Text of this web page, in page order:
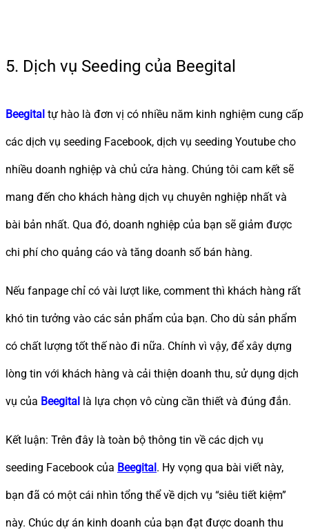
5. Dịch vụ Seeding của Beegital
Beegital tự hào là đơn vị có nhiều năm kinh nghiệm cung cấp
các dịch vụ seeding Facebook, dịch vụ seeding Youtube cho
nhiều doanh nghiệp và chủ cửa hàng. Chúng tôi cam kết sẽ
mang đến cho khách hàng dịch vụ chuyên nghiệp nhất và
bài bản nhất. Qua đó, doanh nghiệp của bạn sẽ giảm được
chi phí cho quảng cáo và tăng doanh số bán hàng.
Nếu fanpage chỉ có vài lượt like, comment thì khách hàng rất
khó tin tưởng vào các sản phẩm của bạn. Cho dù sản phẩm
có chất lượng tốt thế nào đi nữa. Chính vì vậy, để xây dựng
lòng tin với khách hàng và cải thiện doanh thu, sử dụng dịch
vụ của Beegital là lựa chọn vô cùng cần thiết và đúng đắn.
Kết luận: Trên đây là toàn bộ thông tin về các dịch vụ
seeding Facebook của Beegital. Hy vọng qua bài viết này,
bạn đã có một cái nhìn tổng thể về dịch vụ “siêu tiết kiệm”
này. Chúc dự án kinh doanh của bạn đạt được doanh thu